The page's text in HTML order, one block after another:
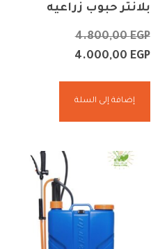
بلانتر حبوب زراعيه
4.800,00EGP
4.000,00 EGP
إضافة إلى السلة